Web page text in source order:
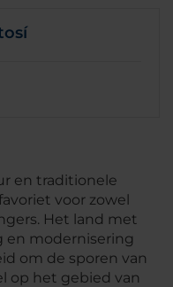
en traditionele
voor zowel
Het land met
modernisering
om de sporen van
op het gebied van